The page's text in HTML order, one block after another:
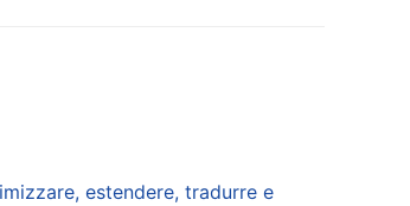
estendere, tradurre e